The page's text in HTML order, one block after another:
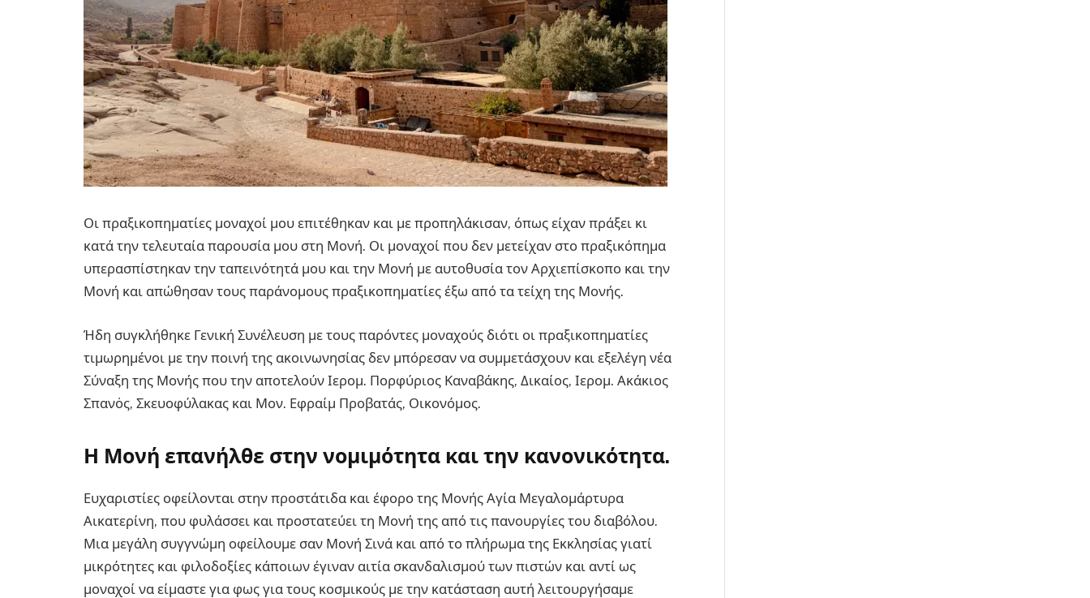
Οι πραξικοπηματίες μοναχοί μου επιτέθηκαν και με προπηλάκισαν, όπως είχαν πράξει κι
κατά την τελευταία παρουσία μου στη Μονή. Οι μοναχοί που δεν μετείχαν στο πραξικόπημα
υπερασπίστηκαν την ταπεινότητά μου και την Μονή με αυτοθυσία τον Αρχιεπίσκοπο και την
Μονή και απώθησαν τους παράνομους πραξικοπηματίες έξω από τα τείχη της Μονής.
Ήδη συγκλήθηκε Γενική Συνέλευση με τους παρόντες μοναχούς διότι οι πραξικοπηματίες
τιμωρημένοι με την ποινή της ακοινωνησίας δεν μπόρεσαν να συμμετάσχουν και εξελέγη νέα
Σύναξη της Μονής που την αποτελούν Ιερομ. Πορφύριος Καναβάκης, Δικαίος, Ιερομ. Ακάκιος
Σπανὀς, Σκευοφύλακας και Μον. Εφραίμ Προβατάς, Οικονόμος.
Η Μονή επανήλθε στην νομιμότητα και την κανονικότητα.
Ευχαριστίες οφείλονται στην προστάτιδα και έφορο της Μονής Αγία Μεγαλομάρτυρα
Αικατερίνη, που φυλάσσει και προστατεύει τη Μονή της από τις πανουργίες του διαβόλου.
Μια μεγάλη συγγνώμη οφείλουμε σαν Μονή Σινά και από το πλήρωμα της Εκκλησίας γιατί
μικρότητες και φιλοδοξίες κάποιων έγιναν αιτία σκανδαλισμού των πιστών και αντί ως
μοναχοί να είμαστε για φως για τους κοσμικούς με την κατάσταση αυτή λειτουργήσαμε